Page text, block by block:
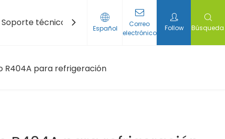
Soporte técnico Noticias Contáctenos
Español
Correo
electrónico
Follow Búsqueda
R404A para refrigeración